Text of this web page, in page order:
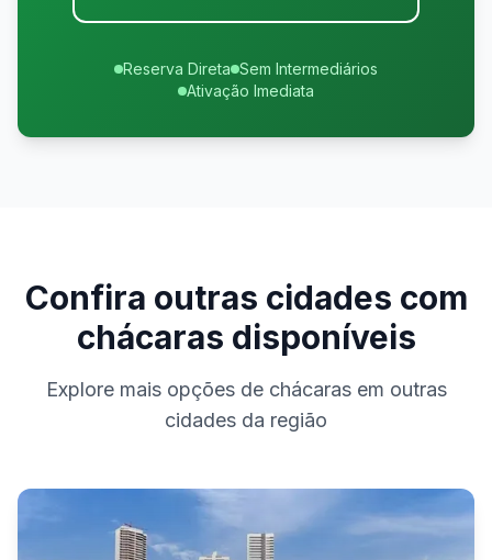
Reserva Direta Sem Intermediários
Ativação Imediata
Confira outras cidades com
chácaras disponíveis
Explore mais opções de chácaras em outras
cidades da região